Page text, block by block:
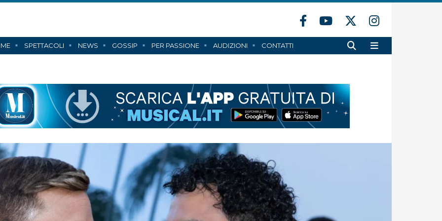
SPETTACOLI NEWS GOSSIP PER PASSIONE AUDIZIONI CONTATTI